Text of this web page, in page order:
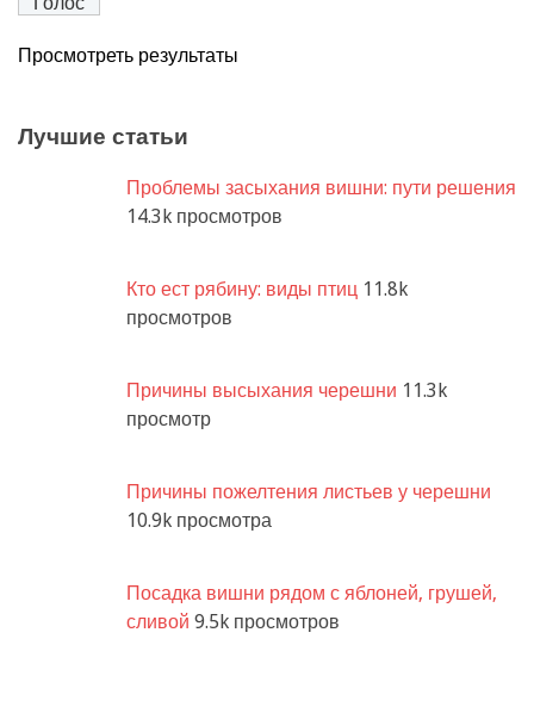
Просмотреть результаты
Лучшие статьи
Проблемы засыхания вишни: пути решения
14.3k просмотров
Кто ест рябину: виды птиц 11.8k
просмотров
Причины высыхания черешни 11.3k
просмотр
Причины пожелтения листьев у черешни
10.9k просмотра
Посадка вишни рядом с яблоней, грушей,
сливой 9.5k просмотров